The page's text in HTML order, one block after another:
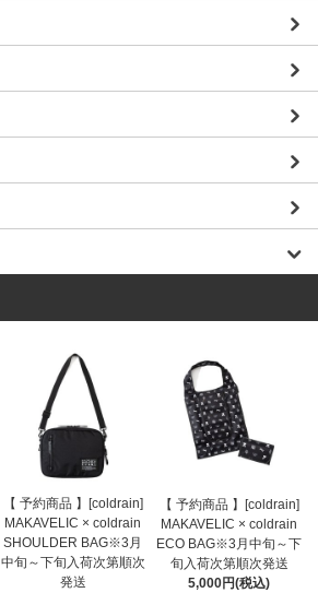
【 予約商品 】[coldrain]
MAKAVELIC × coldrain
SHOULDER BAG※3月
中旬～下旬入荷次第順次
発送
【 予約商品 】[coldrain]
MAKAVELIC × coldrain
ECO BAG※3月中旬～下
旬入荷次第順次発送
5,000円(税込)